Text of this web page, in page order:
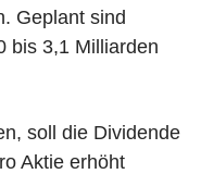
Geplant sind
bis 3,1 Milliarden
soll die Dividende
Aktie erhöht